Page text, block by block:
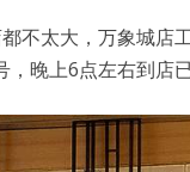
不太大，万象城店
，晚上6点左右到店